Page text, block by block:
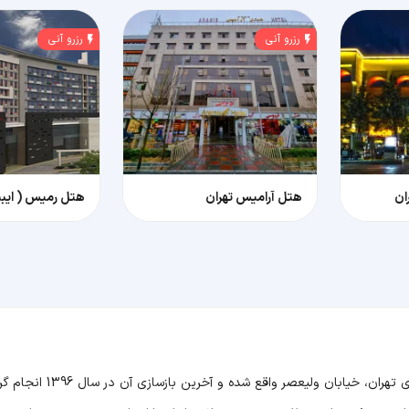
رزرو آنی
هتل آرامیس تهران
رزرو آنی
هتل بوتیک چهار ستاره آرامیس در یکی از زیباترین خیابان های تهران، خیابان ولیعصر